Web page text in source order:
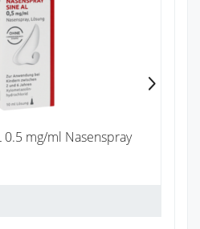
0.5 mg/ml Nasenspray